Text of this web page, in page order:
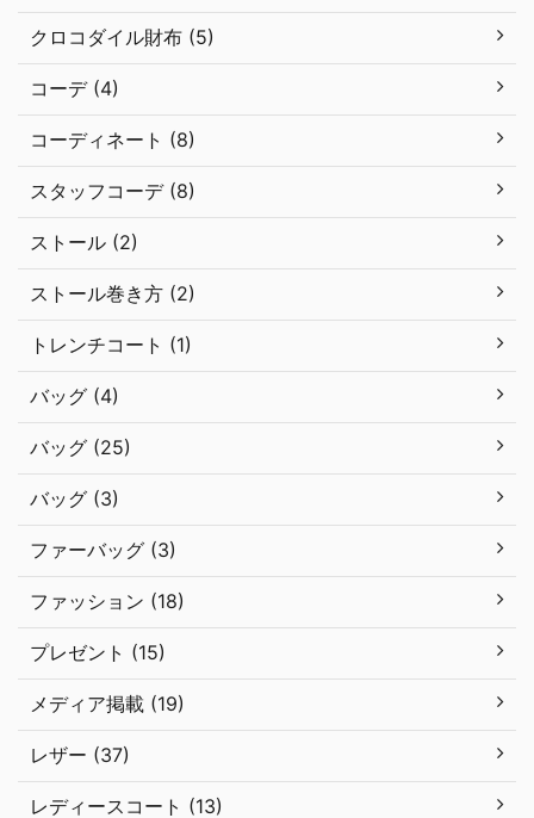
クロコダイル財布 (5)
コーデ (4)
コーディネート (8)
スタッフコーデ (8)
ストール (2)
ストール巻き方 (2)
トレンチコート (1)
バッグ (4)
バッグ (25)
バッグ (3)
ファーバッグ (3)
ファッション (18)
プレゼント (15)
メディア掲載 (19)
レザー (37)
レディースコート (13)